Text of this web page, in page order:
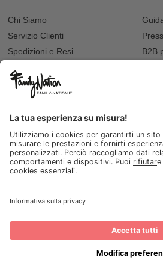
Chi Siamo
Servizio Clienti
Spedizioni e Resi
Recupero password?
Lista regalo e nascita
Press
B2B
© 2026, Family Nation Società Benefit